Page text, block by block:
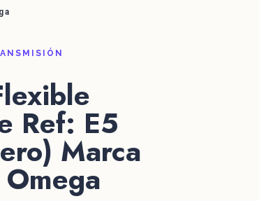
Ref: E5
Marca